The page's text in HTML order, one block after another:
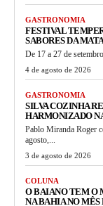
GASTRONOMIA
FESTIVAL
SABORES DA
De 17 a 27 de
4 de agosto de 2026
GASTRONOMIA
SILVA COZINHA
HARMONIZADO
Pablo Miranda Roger
agosto,...
3 de agosto de 2026
COLUNA
O BAIANO TEM O
NA BAHIA NO MÊS